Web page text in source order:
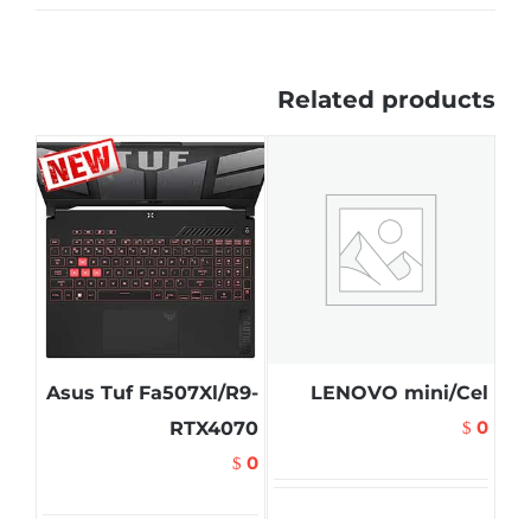
Related products
LENOVO mini/Cel
$ 0
Asus Tuf Fa507Xl/R9-
RTX4070
$ 0